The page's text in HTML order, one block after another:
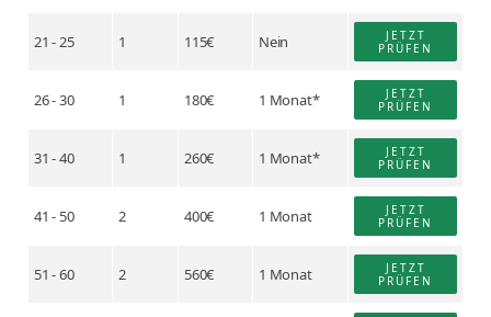
21 - 25 1 115€ Nein
JETZT
PRÜFEN
26 - 30 1 180€ 1 Monat*
JETZT
PRÜFEN
31 - 40 1 260€ 1 Monat*
JETZT
PRÜFEN
41 - 50 2 400€ 1 Monat
JETZT
PRÜFEN
51 - 60 2 560€ 1 Monat
JETZT
PRÜFEN